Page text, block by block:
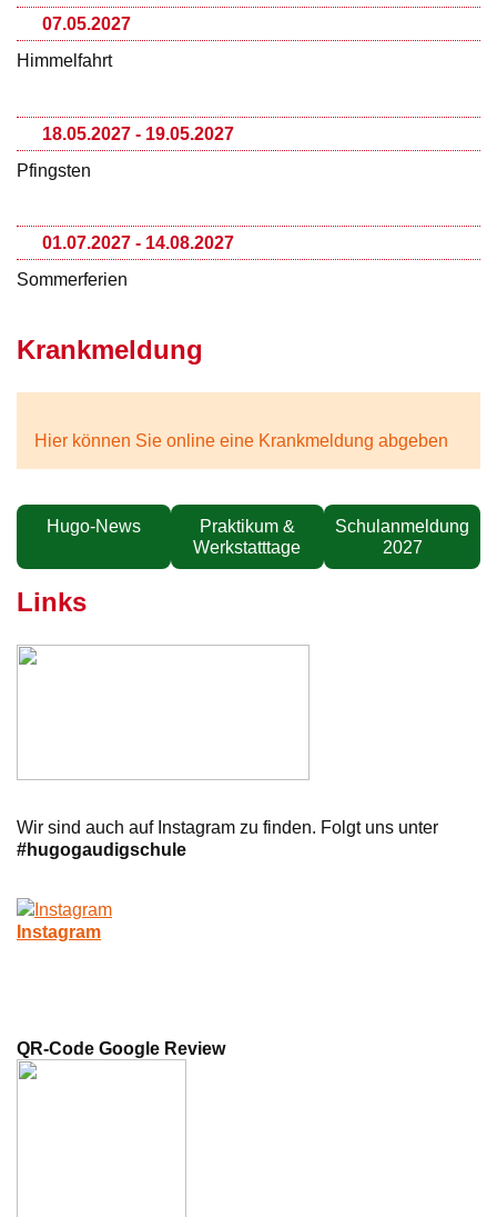
07.05.2027
Himmelfahrt
18.05.2027 - 19.05.2027
Pfingsten
01.07.2027 - 14.08.2027
Sommerferien
Krankmeldung
Hier können Sie online eine Krankmeldung abgeben
Hugo-News
Praktikum &
Werkstatttage
Schulanmeldung
2027
Links
Wir sind auch auf Instagram zu finden. Folgt uns unter
#hugogaudigschule
Instagram
QR-Code Google Review